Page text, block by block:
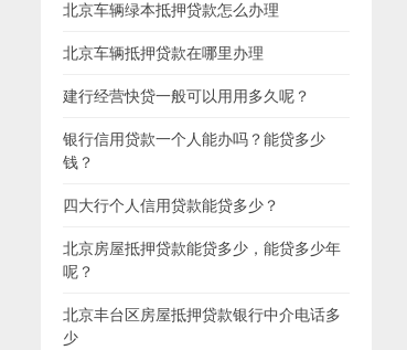
北京车辆绿本抵押贷款怎么办理
北京车辆抵押贷款在哪里办理
建行经营快贷一般可以用用多久呢？
银行信用贷款一个人能办吗？能贷多少
钱？
四大行个人信用贷款能贷多少？
北京房屋抵押贷款能贷多少，能贷多少年
呢？
北京丰台区房屋抵押贷款银行中介电话多
少